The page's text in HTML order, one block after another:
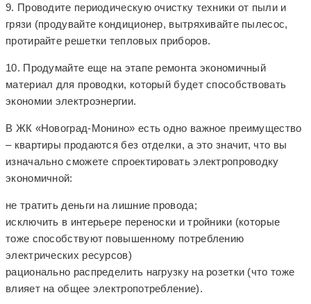
9. Проводите периодическую очистку техники от пыли и
грязи (продувайте кондиционер, вытряхивайте пылесос,
протирайте решетки тепловых приборов.
10. Продумайте еще на этапе ремонта экономичный
материал для проводки, который будет способствовать
экономии электроэнергии.
В ЖК «Новоград-Монино» есть одно важное преимущество
– квартиры продаются без отделки, а это значит, что вы
изначально сможете спроектировать электропроводку
экономичной:
не тратить деньги на лишние провода;
исключить в интерьере переноски и тройники (которые
тоже способствуют повышенному потреблению
электрических ресурсов)
рационально распределить нагрузку на розетки (что тоже
влияет на общее электропотребление).